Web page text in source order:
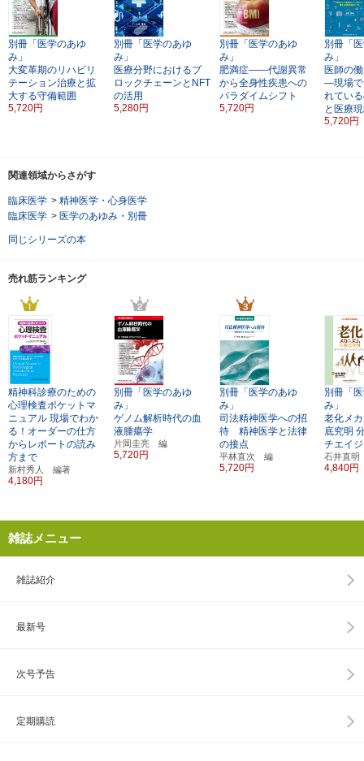
別冊「医学のあゆ
み」
大変革期のリハビリ
テーション治療と拡
大する守備範囲
5,720円
別冊「医学のあゆ
み」
医療分野におけるブ
ロックチェーンとNFT
の活用
5,280円
別冊「医学のあゆ
み」
肥満症――代謝異常
から全身性疾患への
パラダイムシフト
5,720円
別冊「
み」
医師の
―現場で
れてい
と医療
5,720円
関連領域からさがす
臨床医学 > 精神医学・心身医学
臨床医学 > 医学のあゆみ・別冊
同じシリーズの本
売れ筋ランキング
精神科診療のための
心理検査ポケットマ
ニュアル 現場でわか
る！オーダーの仕方
からレポートの読み
方まで
新村秀人 編著
4,180円
別冊「医学のあゆ
み」
ゲノム解析時代の血
液腫瘍学
片岡圭亮 編
5,720円
別冊「医学のあゆ
み」
司法精神医学への招
待 精神医学と法律
の接点
平林直次 編
5,720円
別冊「
み」
老化メ
底究明
チエイ
石井直
4,840円
雑誌メニュー
雑誌紹介
最新号
次号予告
定期購読